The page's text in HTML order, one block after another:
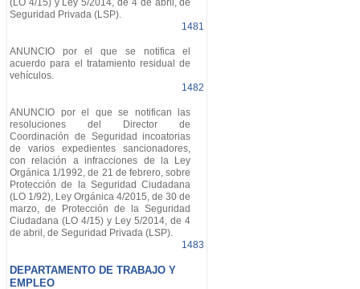
(LO 4/15) y Ley 5/2014, de 4 de abril, de
Seguridad Privada (LSP).
1481
ANUNCIO por el que se notifica el
acuerdo para el tratamiento residual de
vehículos.
1482
ANUNCIO por el que se notifican las
resoluciones del Director de
Coordinación de Seguridad incoatorias
de varios expedientes sancionadores,
con relación a infracciones de la Ley
Orgánica 1/1992, de 21 de febrero, sobre
Protección de la Seguridad Ciudadana
(LO 1/92), Ley Orgánica 4/2015, de 30 de
marzo, de Protección de la Seguridad
Ciudadana (LO 4/15) y Ley 5/2014, de 4
de abril, de Seguridad Privada (LSP).
1483
DEPARTAMENTO DE TRABAJO Y
EMPLEO